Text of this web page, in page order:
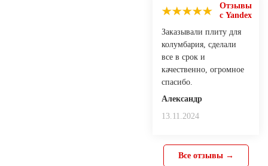
Отзывы
с Yandex
Заказывали плиту для
колумбария, сделали
все в срок и
качественно, огромное
спасибо.
Александр
13.11.2024
Все отзывы →